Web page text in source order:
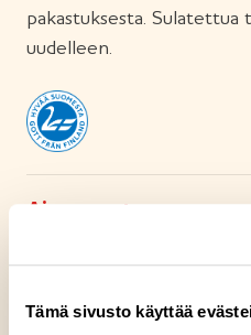
Tämä sivusto käyttää
pakastuksesta. Sulatettua
uudelleen.
Ainesosat